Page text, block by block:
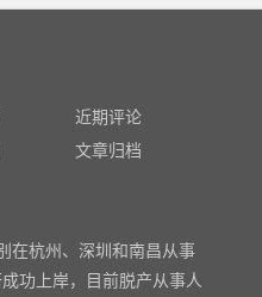
近期评论
文章归档
在杭州、深圳和南昌从事
功上岸，目前脱产从事人